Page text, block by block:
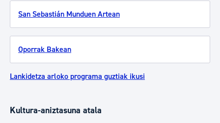
San Sebastián Munduen Artean
Oporrak Bakean
Lankidetza arloko programa guztiak ikusi
Kultura-aniztasuna atala